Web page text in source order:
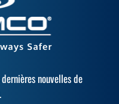
nouvelles de